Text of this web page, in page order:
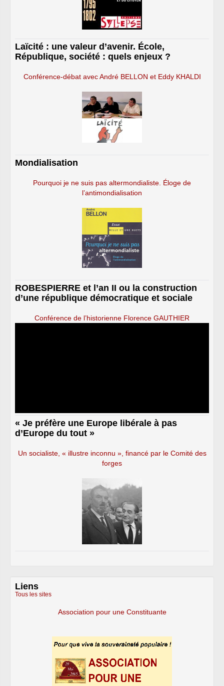
Laïcité : une valeur d’avenir. École,
République, société : quels enjeux ?
Conférence-débat avec André BELLON et Eddy KHALDI
Mondialisation
Pourquoi je ne suis pas altermondialiste. Éloge de
l’antimondialisation
ROBESPIERRE et l’an II ou la construction
d’une république démocratique et sociale
Conférence de l’historienne Florence GAUTHIER
« Je préfère une Europe libérale à pas
d’Europe du tout »
Un socialiste, « illustre inconnu », financé par le Comité des
forges
Liens
Tous les sites
Association pour une Constituante